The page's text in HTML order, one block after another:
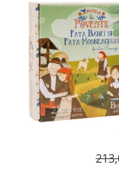
10 Ani
11 - 14 Ani
14+ Ani
Colecția Păcălici
TOATE JOCURILE